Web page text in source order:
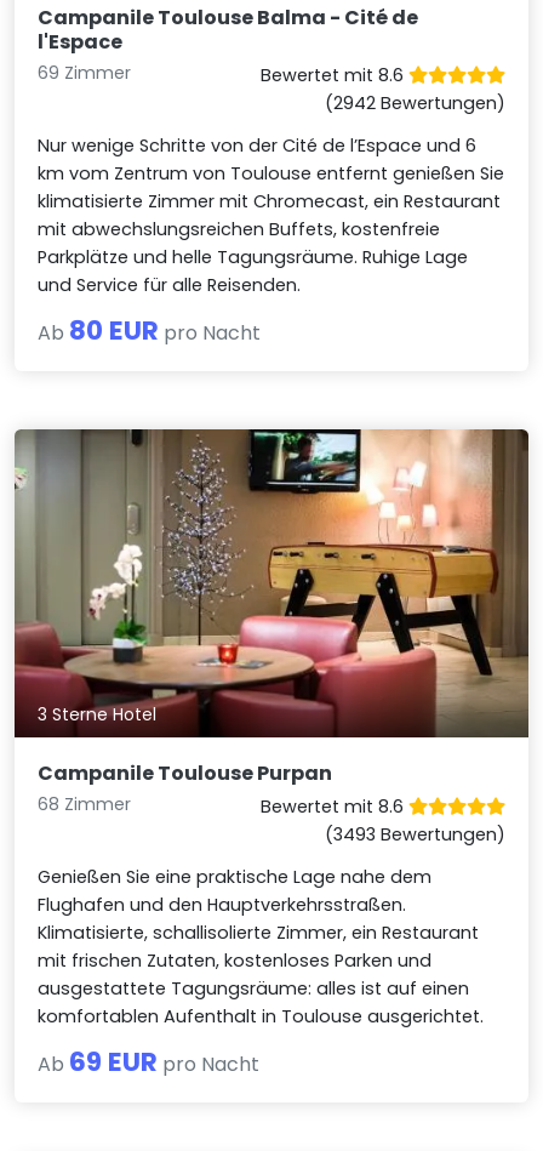
Campanile Toulouse Balma - Cité de
l'Espace
69 Zimmer
Bewertet mit 8.6
(2942 Bewertungen)
Nur wenige Schritte von der Cité de l’Espace und 6
km vom Zentrum von Toulouse entfernt genießen Sie
klimatisierte Zimmer mit Chromecast, ein Restaurant
mit abwechslungsreichen Buffets, kostenfreie
Parkplätze und helle Tagungsräume. Ruhige Lage
und Service für alle Reisenden.
Ab 80 EUR pro Nacht
3 Sterne Hotel
Campanile Toulouse Purpan
68 Zimmer
Bewertet mit 8.6
(3493 Bewertungen)
Genießen Sie eine praktische Lage nahe dem
Flughafen und den Hauptverkehrsstraßen.
Klimatisierte, schallisolierte Zimmer, ein Restaurant
mit frischen Zutaten, kostenloses Parken und
ausgestattete Tagungsräume: alles ist auf einen
komfortablen Aufenthalt in Toulouse ausgerichtet.
Ab 69 EUR pro Nacht